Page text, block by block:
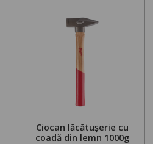
Ciocan lăcătușerie cu
coadă din lemn 1000g